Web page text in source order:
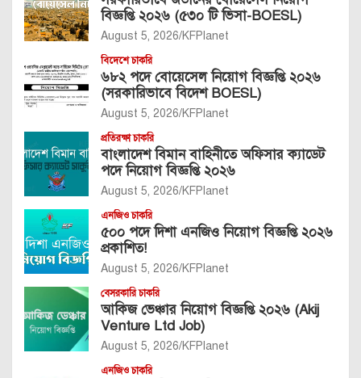
বিজ্ঞপ্তি ২০২৬ (৫৩০ টি ভিসা-BOESL)
August 5, 2026 KFPlanet
বিদেশে চাকরি
৬৮২ পদে বোয়েসেল নিয়োগ বিজ্ঞপ্তি ২০২৬
(সরকারিভাবে বিদেশ BOESL)
August 5, 2026 KFPlanet
প্রতিরক্ষা চাকরি
বাংলাদেশ বিমান বাহিনীতে অফিসার ক্যাডেট
পদে নিয়োগ বিজ্ঞপ্তি ২০২৬
August 5, 2026 KFPlanet
এনজিও চাকরি
৫০০ পদে দিশা এনজিও নিয়োগ বিজ্ঞপ্তি ২০২৬
প্রকাশিত!
August 5, 2026 KFPlanet
বেসরকারি চাকরি
আকিজ ভেঞ্চার নিয়োগ বিজ্ঞপ্তি ২০২৬ (Akij
Venture Ltd Job)
August 5, 2026 KFPlanet
এনজিও চাকরি